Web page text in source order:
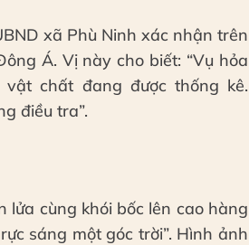
xã Phù Ninh xác nhận trên
Á. Vị này cho biết: “Vụ hỏa
chất đang được thống kê.
điều tra”.
lửa cùng khói bốc lên cao hàng
sáng một góc trời”. Hình ảnh